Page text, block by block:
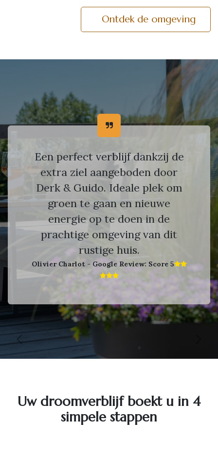
Ontdek de omgeving
Een perfect verblijf dankzij de
extra ziel aangeboden door
Derk & Guido. Ideale plek om
groen te gaan en nieuwe
energie op te doen in de
prachtige omgeving van dit
rustige huis.
Olivier Charlot - Google Review: Score 5​
Vorige
Uw droomverblijf boekt u in 4
simpele stappen